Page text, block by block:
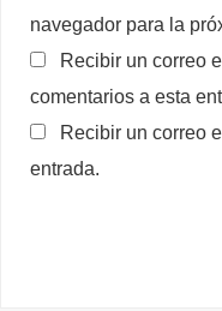
navegador para la
Recibir un correo
comentarios a esta
Recibir un correo
entrada.